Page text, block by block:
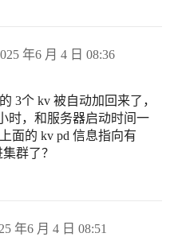
年6 月 4 日 08:36
3个 kv 被自动加回来了，
时，和服务器启动时间一
面的 kv pd 信息指向有
群了？
年6 月 4 日 08:51